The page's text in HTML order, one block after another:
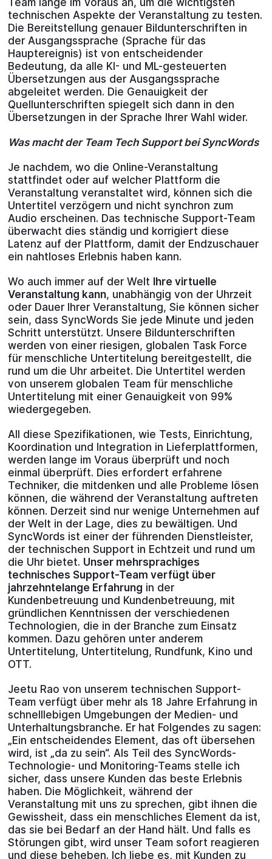
Team lange im Voraus an, um die wichtigsten
technischen Aspekte der Veranstaltung zu testen.
Die Bereitstellung genauer Bildunterschriften in
der Ausgangssprache (Sprache für das
Hauptereignis) ist von entscheidender
Bedeutung, da alle KI- und ML-gesteuerten
Übersetzungen aus der Ausgangssprache
abgeleitet werden. Die Genauigkeit der
Quellunterschriften spiegelt sich dann in den
Übersetzungen in der Sprache Ihrer Wahl wider.
Was macht der Team Tech Support bei SyncWords
Je nachdem, wo die Online-Veranstaltung
stattfindet oder auf welcher Plattform die
Veranstaltung veranstaltet wird, können sich die
Untertitel verzögern und nicht synchron zum
Audio erscheinen. Das technische Support-Team
überwacht dies ständig und korrigiert diese
Latenz auf der Plattform, damit der Endzuschauer
ein nahtloses Erlebnis haben kann.
Wo auch immer auf der Welt
Ihre virtuelle
Veranstaltung kann, unabhängig von der Uhrzeit
oder Dauer Ihrer Veranstaltung, Sie können sicher
sein, dass SyncWords Sie jede Minute und jeden
Schritt unterstützt. Unsere Bildunterschriften
werden von einer riesigen, globalen Task Force
für menschliche Untertitelung bereitgestellt, die
rund um die Uhr arbeitet. Die Untertitel werden
von unserem globalen Team für menschliche
Untertitelung mit einer Genauigkeit von 99%
wiedergegeben.
All diese Spezifikationen, wie Tests, Einrichtung,
Koordination und Integration in Lieferplattformen,
werden lange im Voraus überprüft und noch
einmal überprüft. Dies erfordert erfahrene
Techniker, die mitdenken und alle Probleme lösen
können, die während der Veranstaltung auftreten
können. Derzeit sind nur wenige Unternehmen auf
der Welt in der Lage, dies zu bewältigen. Und
SyncWords ist einer der führenden Dienstleister,
der technischen Support in Echtzeit und rund um
die Uhr bietet. Unser mehrsprachiges
technisches Support-Team verfügt über
jahrzehntelange Erfahrung in der
Kundenbetreuung und Kundenbetreuung, mit
gründlichen Kenntnissen der verschiedenen
Technologien, die in der Branche zum Einsatz
kommen. Dazu gehören unter anderem
Untertitelung, Untertitelung, Rundfunk, Kino und
OTT.
Jeetu Rao von unserem technischen Support-
Team verfügt über mehr als 18 Jahre Erfahrung in
schnelllebigen Umgebungen der Medien- und
Unterhaltungsbranche. Er hat Folgendes zu sagen:
„Ein entscheidendes Element, das oft übersehen
wird, ist „da zu sein“. Als Teil des SyncWords-
Technologie- und Monitoring-Teams stelle ich
sicher, dass unsere Kunden das beste Erlebnis
haben. Die Möglichkeit, während der
Veranstaltung mit uns zu sprechen, gibt ihnen die
Gewissheit, dass ein menschliches Element da ist,
das sie bei Bedarf an der Hand hält. Und falls es
Störungen gibt, wird unser Team sofort reagieren
und diese beheben. Ich liebe es, mit Kunden zu